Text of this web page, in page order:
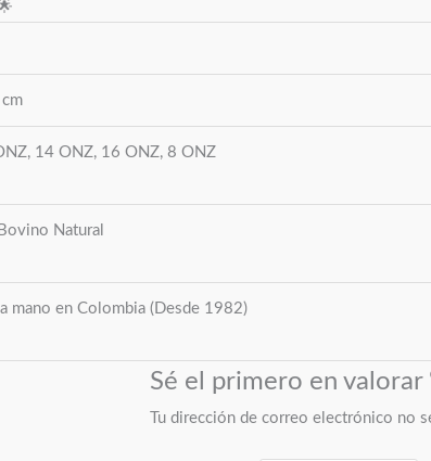
14 ONZ, 16 ONZ, 8 ONZ
Natural
mano en Colombia (Desde 1982)
Sé el primero en valorar
Tu dirección de correo electrónico no